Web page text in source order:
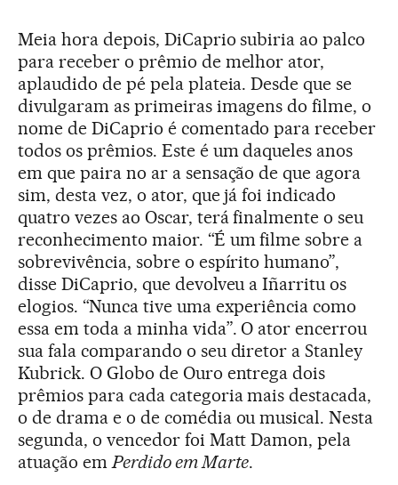
Meia hora depois, DiCaprio subiria ao palco
para receber o prêmio de melhor ator,
aplaudido de pé pela plateia. Desde que se
divulgaram as primeiras imagens do filme, o
nome de DiCaprio é comentado para receber
todos os prêmios. Este é um daqueles anos
em que paira no ar a sensação de que agora
sim, desta vez, o ator, que já foi indicado
quatro vezes ao Oscar, terá finalmente o seu
reconhecimento maior. “É um filme sobre a
sobrevivência, sobre o espírito humano”,
disse DiCaprio, que devolveu a Iñarritu os
elogios. “Nunca tive uma experiência como
essa em toda a minha vida”. O ator encerrou
sua fala comparando o seu diretor a Stanley
Kubrick. O Globo de Ouro entrega dois
prêmios para cada categoria mais destacada,
o de drama e o de comédia ou musical. Nesta
segunda, o vencedor foi Matt Damon, pela
atuação emPerdido em Marte.